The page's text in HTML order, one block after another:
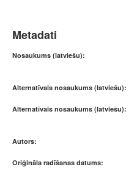
Metadati
Nosaukums (latviešu):
Alternatīvais nosaukums (latviešu):
Alternatīvais nosaukums (latviešu):
Autors:
Oriģināla radīšanas datums: